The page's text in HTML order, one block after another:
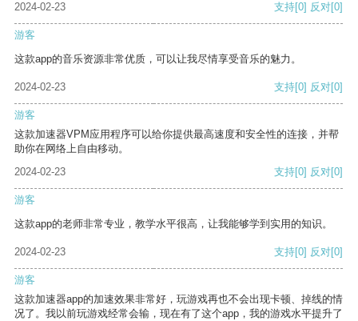
2024-02-23 支持[0] 反对[0]
游客
这款app的音乐资源非常优质，可以让我尽情享受音乐的魅力。
2024-02-23 支持[0] 反对[0]
游客
这款加速器VPM应用程序可以给你提供最高速度和安全性的连接，并帮
助你在网络上自由移动。
2024-02-23
支持[0] 反对[0]
游客
这款app的老师非常专业，教学水平很高，让我能够学到实用的知识。
2024-02-23 支持[0] 反对[0]
游客
这款加速器app的加速效果非常好，玩游戏再也不会出现卡顿、掉线的情
况了。我以前玩游戏经常会输，现在有了这个app，我的游戏水平提升了